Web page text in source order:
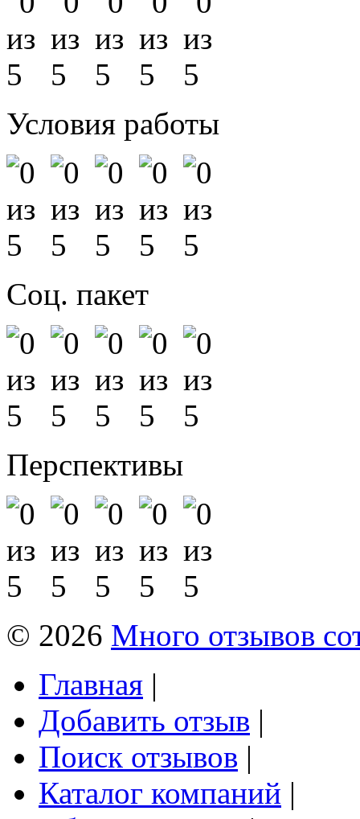
Условия работы
Соц. пакет
Перспективы
© 2026 Много отзывов
Главная |
Добавить отзыв |
Поиск отзывов |
Каталог компаний |